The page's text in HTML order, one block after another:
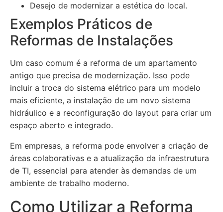
Desejo de modernizar a estética do local.
Exemplos Práticos de
Reformas de Instalações
Um caso comum é a reforma de um apartamento
antigo que precisa de modernização. Isso pode
incluir a troca do sistema elétrico para um modelo
mais eficiente, a instalação de um novo sistema
hidráulico e a reconfiguração do layout para criar um
espaço aberto e integrado.
Em empresas, a reforma pode envolver a criação de
áreas colaborativas e a atualização da infraestrutura
de TI, essencial para atender às demandas de um
ambiente de trabalho moderno.
Como Utilizar a Reforma